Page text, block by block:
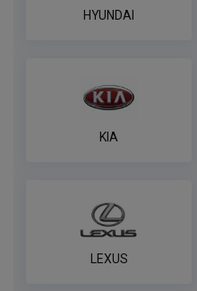
HYUNDAI
KIA
LEXUS